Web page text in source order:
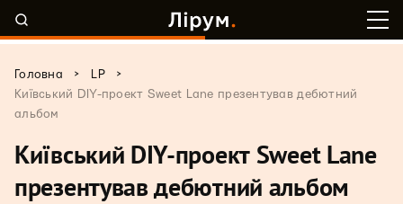
Головна > LP
>
Київський DIY-проект Sweet Lane презентував дебютний
альбом
Київський DIY-проект Sweet Lane
презентував дебютний альбом